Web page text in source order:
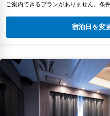
ご案内できるプランがありません。条
宿泊日を変